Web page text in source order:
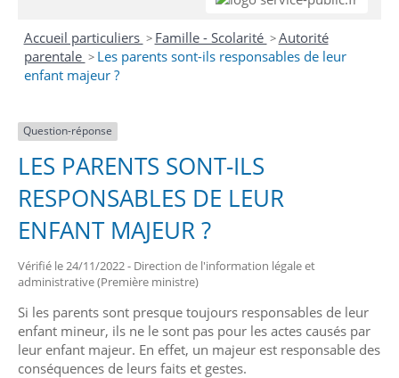
Accueil particuliers > Famille - Scolarité >Autorité
parentale > Les parents sont-ils responsables de leur
enfant majeur ?
Question-réponse
LES PARENTS SONT-ILS
RESPONSABLES DE LEUR
ENFANT MAJEUR ?
Vérifié le 24/11/2022 - Direction de l'information légale et
administrative (Première ministre)
Si les parents sont presque toujours responsables de leur
enfant mineur, ils ne le sont pas pour les actes causés par
leur enfant majeur. En effet, un majeur est responsable des
conséquences de leurs faits et gestes.